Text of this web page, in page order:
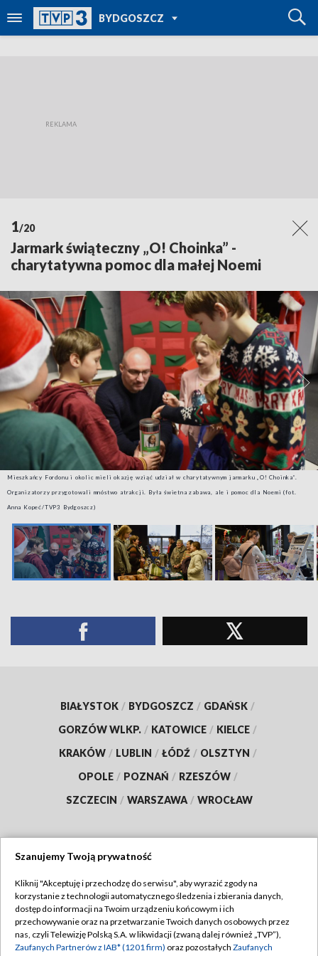
BYDGOSZCZ
TVP REGIONY
1/20
Jarmark świąteczny „O! Choinka” -
charytatywna pomoc dla małej Noemi
Mieszkańcy Fordonu i okolic mieli okazję wziąć udział w charytatywnym jarmarku „O! Choinka”.
Organizatorzy przygotowali mnóstwo atrakcji. Była świetna zabawa, ale i pomoc dla Noemi (fot.
Anna Kopeć/TVP3 Bydgoszcz)
BIAŁYSTOK / BYDGOSZCZ / GDAŃSK /
GORZÓW WLKP. / KATOWICE / KIELCE /
KRAKÓW / LUBLIN / ŁÓDŹ / OLSZTYN /
OPOLE / POZNAŃ / RZESZÓW /
SZCZECIN / WARSZAWA / WROCŁAW
TVP
Abonament TVP
Emisja w TVP
Regulamin TVP
Polityka prywatności
Szanujemy Twoją prywatność
Kliknij "Akceptuję i przechodzę do serwisu", aby wyrazić zgody na
korzystanie z technologii automatycznego śledzenia i zbierania danych,
dostęp do informacji na Twoim urządzeniu końcowym i ich
przechowywanie oraz na przetwarzanie Twoich danych osobowych przez
nas, czyli Telewizję Polską S.A. w likwidacji (zwaną dalej również „TVP”),
Zaufanych Partnerów z IAB* (1201 firm) oraz pozostałych Zaufanych